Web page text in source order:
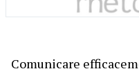
Comunicare